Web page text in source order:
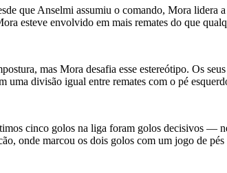
que Anselmi assumiu o comando, Mora lidera
esteve envolvido em mais remates do que
mas Mora desafia esse estereótipo. Os
uma divisão igual entre remates com o pé
cinco golos na liga foram golos decisivos —
onde marcou os dois golos com um jogo de